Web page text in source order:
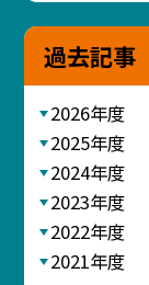
過去記事
2026年度
2025年度
2024年度
2023年度
2022年度
2021年度